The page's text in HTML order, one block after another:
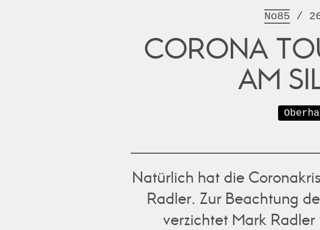
No85 /
CORONA
AM
Natürlich hat die
Radler. Zur Beachtung
verzichtet Mark